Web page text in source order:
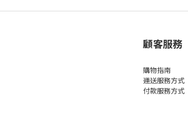
顧客服務
購物指南
運送服務方式
付款服務方式